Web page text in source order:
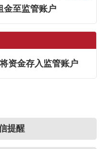
金至监管账户
资金存入监管账户
提醒